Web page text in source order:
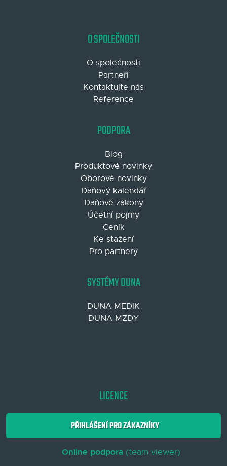
O SPOLEČNOSTI
O společnosti
Partneři
Kontaktujte nás
Reference
PODPORA
Blog
Produktové novinky
Oborové novinky
Daňový kalendář
Daňové zákony
Účetní pojmy
Ceník
Ke stažení
Pro partnery
SYSTÉMY DUNA
DUNA MEDIK
DUNA MZDY
LICENCE
PŘIHLÁŠENÍ PRO ZÁKAZNÍKY
Online podpora(team viewer)